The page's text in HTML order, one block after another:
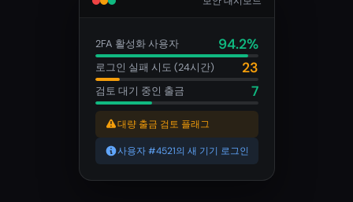
2FA 활성화 사용자 94.2%
로그인 실패 시도 (24시간) 23
검토 대기 중인 출금 7
대량 출금 검토 플래그
사용자 #4521의 새 기기 로그인